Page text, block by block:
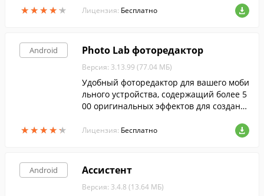
★★★★★
★★★★★
ез доступа в интернет.
Лицензия: Бесплатно
Android
★★★★★
★★★★★
Photo Lab фоторедактор
Версия: 3.13.99 (77.04 МБ)
Удобный фоторедактор для вашего моби
льного устройства, содержащий более 5
00 оригинальных эффектов для создани
Лицензия: Бесплатно
Android Ассистент
Версия: 3.4.8 (13.64 МБ)